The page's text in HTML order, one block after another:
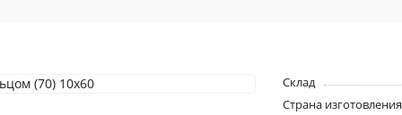
Склад
Страна изготовления